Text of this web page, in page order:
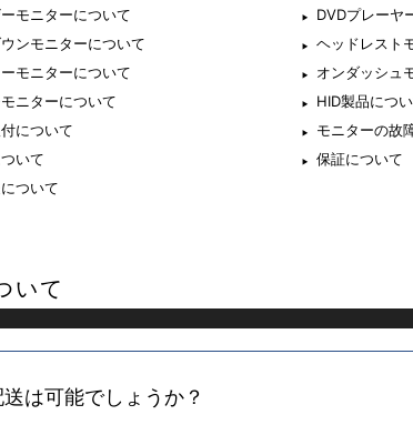
モニターについて
DVDプレーヤ
ンモニターについて
ヘッドレスト
モニターについて
オンダッシュ
ニターについて
HID製品につ
について
モニターの故
いて
保証について
ついて
いて
は可能でしょうか？